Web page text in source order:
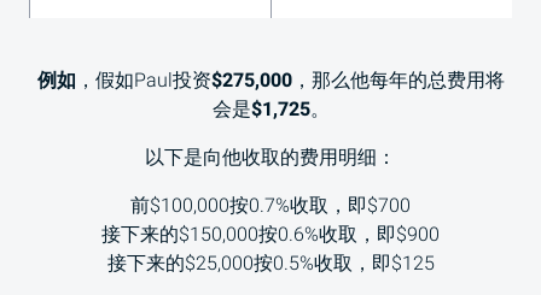
例如 ，假如Paul投资$275,000，那么他每年的总费用将
会是$1,725。
以下是向他收取的费用明细：
前$100,000按0.7%收取，即$700
接下来的$150,000按0.6%收取，即$900
接下来的$25,000按0.5%收取，即$125